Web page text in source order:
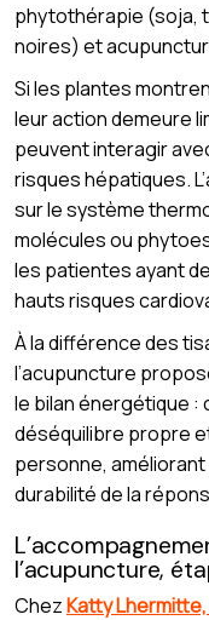
phytothérapie (soja,
noires) et
Si les plantes
leur action demeure
peuvent interagir
risques hépatiques.
sur le système
molécules ou
les patientes ayant
hauts risques
À la différence des
l’acupuncture
le bilan énergétique
déséquilibre propre
personne, améliorant
durabilité de la
l’acupuncture,
ChezKatty